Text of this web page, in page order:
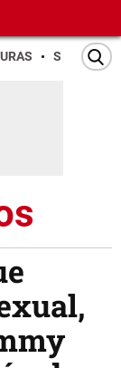
SAN PEDRO